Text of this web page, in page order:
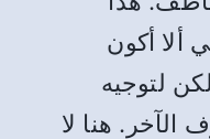
ألا أكون
لتوجيه
الآخر. هنا لا